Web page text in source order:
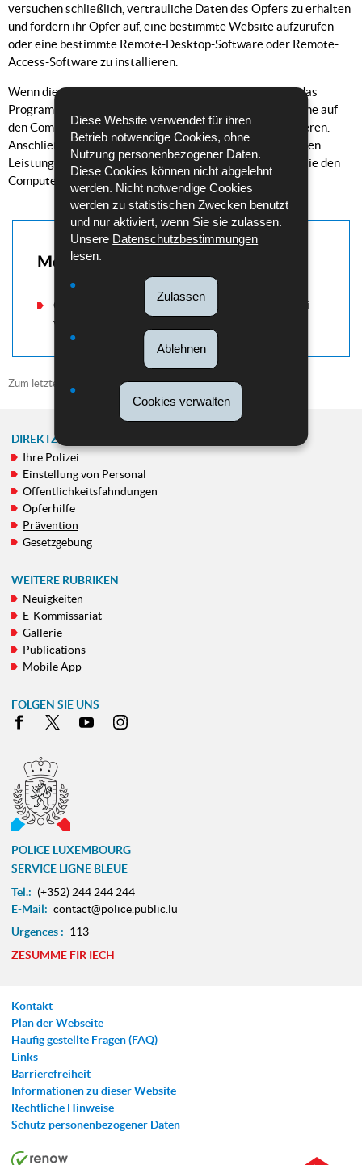
Diese Website verwendet für ihren
Betrieb notwendige Cookies, ohne
Nutzung personenbezogener Daten.
Diese Cookies können nicht abgelehnt
werden. Nicht notwendige Cookies
werden zu statistischen Zwecken benutzt
und nur aktiviert, wenn Sie sie zulassen.
Unsere Datenschutzbestimmungen
lesen.
Zulassen
Ablehnen
Cookies verwalten
versuchen schließlich, vertrauliche Daten des Opfers zu erhalten
und fordern ihr Opfer auf, eine bestimmte Website aufzurufen
oder eine bestimmte Remote-Desktop-Software oder Remote-
Access-Software zu installieren.
Wenn die überlistete Person die Website besucht oder das
Programm installiert, können die Kriminellen aus der Ferne auf
den Computer zugreifen und dort Schadsoftware installieren.
Anschließend fordern sie eine Bezahlung für die erbrachten
Leistungen. Wenn das Opfer nicht zahlen möchte, legen sie den
Computer lahm.
Mehr dazu
Consultez notre rubrique « Aide aux victimes » si
vous avez été victime d’une arnaque.
Zum letzten Mal aktualisiert am14/06/2021
NAVIGATIONSMENÜ
DIREKTZUGRIFF
Ihre Polizei
Einstellung von Personal
Öffentlichkeitsfahndungen
Opferhilfe
Prävention
Gesetzgebung
WEITERE RUBRIKEN
Neuigkeiten
E-Kommissariat
Gallerie
Publications
Mobile App
FOLGEN SIE UNS
Facebook
X Youtube
POLICE LUXEMBOURG
SERVICE LIGNE BLEUE
Tel.: (+352) 244 244 244
E-Mail: contact@police.public.lu
Urgences : 113
ZESUMME FIR IECH
Kontakt
Plan der Webseite
Häufig gestellte Fragen (FAQ)
Links
Barrierefreiheit
Informationen zu dieser Website
Rechtliche Hinweise
Schutz personenbezogener Daten